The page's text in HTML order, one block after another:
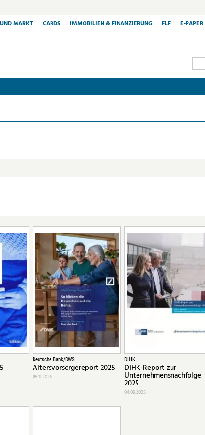
MARKT CARDS IMMOBILIEN & FINANZIERUNG FLF E-PAPER
Deutsche Bank/DWS
Altersvorsorgereport 2025
05.11.2025
DIHK
DIHK-Report zur
Unternehmensnachfolge
2025
04.09.2025